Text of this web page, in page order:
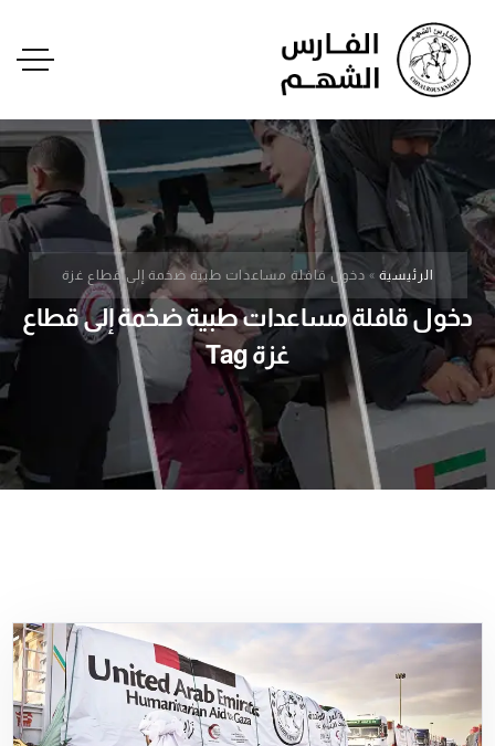
الرئيسية » دخول قافلة مساعدات طبية ضخمة إلى قطاع غزة
دخول قافلة مساعدات طبية ضخمة إلى قطاع
غزة Tag